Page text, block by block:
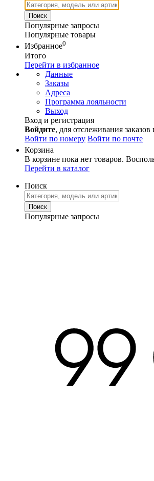
Популярные запросы
Популярные товары
Избранное0
Итого
Перейти в избранное
Данные
Заказы
Адреса
Программа лояльности
Выход
Вход и регистрация
Войдите, для отслеживания
Войти по номеру Войти по почте
Корзина
В корзине пока нет товаров.
Перейти в каталог
Поиск
Популярные запросы